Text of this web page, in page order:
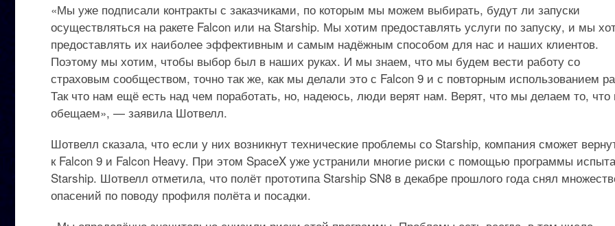
«Мы уже подписали контракты с заказчиками, по которым мы можем выбирать, будут ли запуски
осуществляться на ракете Falcon или на Starship. Мы хотим предоставлять услуги по запуску, и мы
предоставлять их наиболее эффективным и самым надёжным способом для нас и наших клиентов.
Поэтому мы хотим, чтобы выбор был в наших руках. И мы знаем, что мы будем вести работу со
страховым сообществом, точно так же, как мы делали это с Falcon 9 и с повторным использованием
Так что нам ещё есть над чем поработать, но, надеюсь, люди верят нам. Верят, что мы делаем то,
обещаем», — заявила Шотвелл.
Шотвелл сказала, что если у них возникнут технические проблемы со Starship, компания сможет
к Falcon 9 и Falcon Heavy. При этом SpaceX уже устранили многие риски с помощью программы
Starship. Шотвелл отметила, что полёт прототипа Starship SN8 в декабре прошлого года снял
опасений по поводу профиля полёта и посадки.